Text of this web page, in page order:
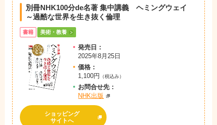
別冊NHK100分de名著 集中講義 ヘミングウェイ
～過酷な世界を生き抜く倫理
書籍 美術・教養
発売日：
2025年8月25日
価格：
1,100円
（税込み）
お問合せ先：
NHK出版
ショッピング
サイトへ